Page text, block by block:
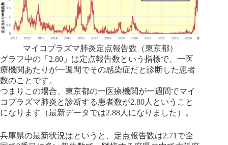
マイコプラズマ肺炎定点報告数（東京都）
グラフ中の「2.80」は定点報告数という指標で、一医
療機関あたりが一週間でその感染症だと診断した患者
数のことです。
つまりこの場合、東京都の一医療機関が一週間でマイ
コプラズマ肺炎と診断する患者数が2.80人ということ
になります（最新データでは2.88人になりました）。
兵庫県の最新状況はというと、定点報告数は2.71で全